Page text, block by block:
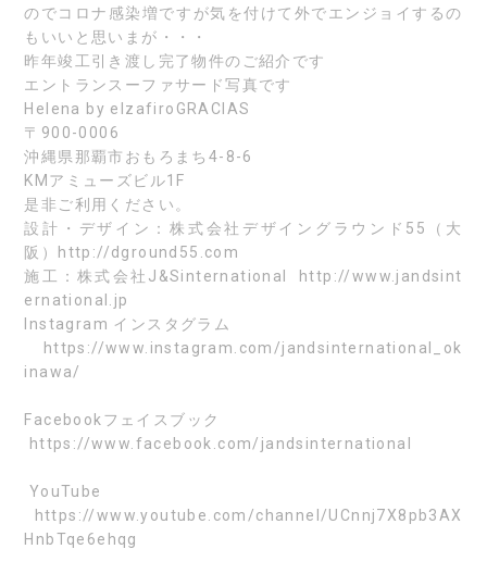
のでコロナ感染増ですが気を付けて外でエンジョイするの
もいいと思いまが・・・
昨年竣工引き渡し完了物件のご紹介です
エントランスーファサード写真です
Helena by elzafiroGRACIAS
〒900-0006
沖縄県那覇市おもろまち4-8-6
KMアミューズビル1F
是非ご利用ください。
設計・デザイン：株式会社デザイングラウンド55（大
阪）http://dground55.com
施工：株式会社J&Sinternational http://www.jandsint
ernational.jp
Instagram インスタグラム
https://www.instagram.com/jandsinternational_ok
inawa/
Facebookフェイスブック
https://www.facebook.com/jandsinternational
YouTube
https://www.youtube.com/channel/UCnnj7X8pb3AX
HnbTqe6ehqg